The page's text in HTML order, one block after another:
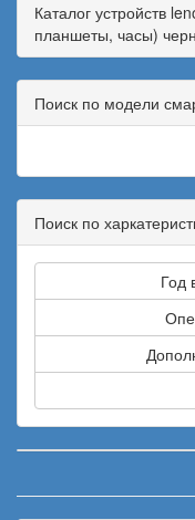
Каталог устройств
планшеты, часы)
Поиск по модели
Поиск по
Год